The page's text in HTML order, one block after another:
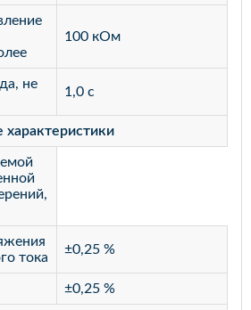
100 кОм
не
1,0 с
характеристики
тока
±0,25 %
±0,25 %